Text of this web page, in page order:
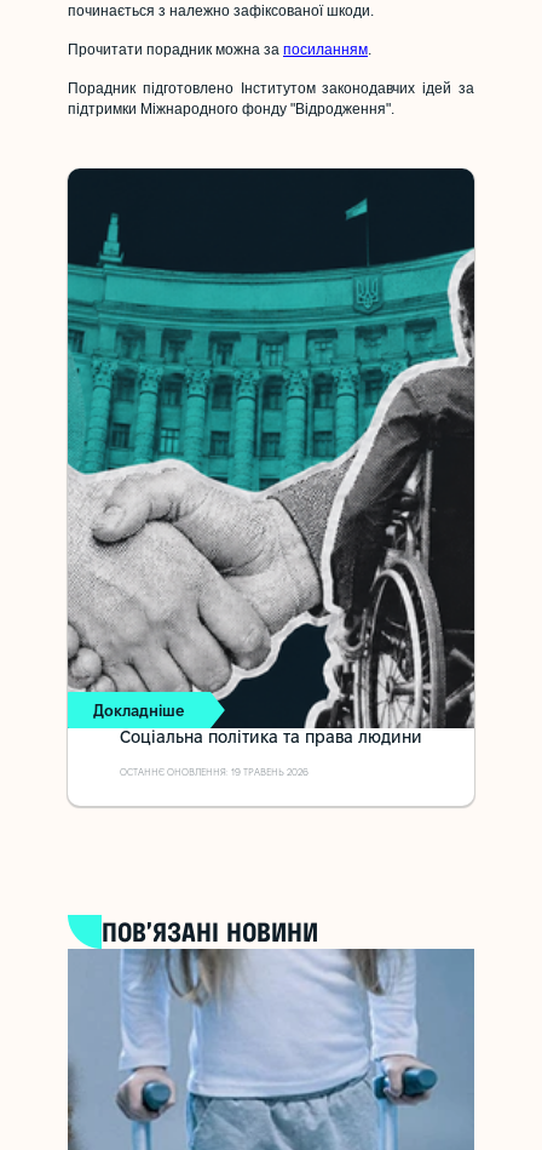
починається з належно зафіксованої шкоди.
Прочитати порадник можна за посиланням.
Порадник підготовлено Інститутом законодавчих ідей за
підтримки Міжнародного фонду "Відродження".
Докладніше
Соціальна політика та права людини
ОСТАННЄ ОНОВЛЕННЯ: 19 ТРАВЕНЬ 2026
ПОВ’ЯЗАНІ НОВИНИ